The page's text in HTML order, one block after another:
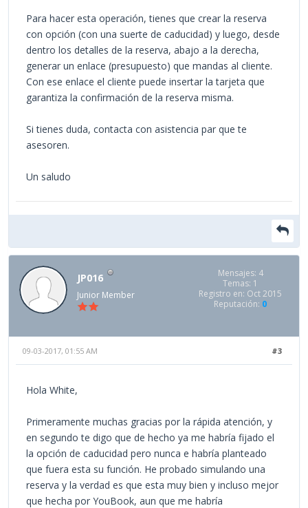
Para hacer esta operación, tienes que crear la reserva
con opción (con una suerte de caducidad) y luego, desde
dentro los detalles de la reserva, abajo a la derecha,
generar un enlace (presupuesto) que mandas al cliente.
Con ese enlace el cliente puede insertar la tarjeta que
garantiza la confirmación de la reserva misma.
Si tienes duda, contacta con asistencia par que te
asesoren.
Un saludo
JP016
Junior Member
Mensajes: 4
Temas: 1
Registro en: Oct 2015
Reputación: 0
#3
09-03-2017, 01:55 AM
Hola White,
Primeramente muchas gracias por la rápida atención, y
en segundo te digo que de hecho ya me habría fijado el
la opción de caducidad pero nunca e habría planteado
que fuera esta su función. He probado simulando una
reserva y la verdad es que esta muy bien y incluso mejor
que hecha por YouBook, aun que me habría